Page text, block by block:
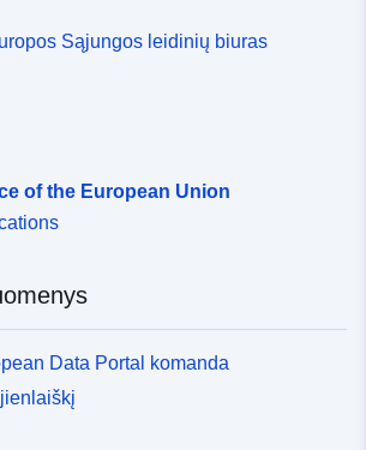
Sąjungos leidinių biuras
of the European Union
Data Portal komanda